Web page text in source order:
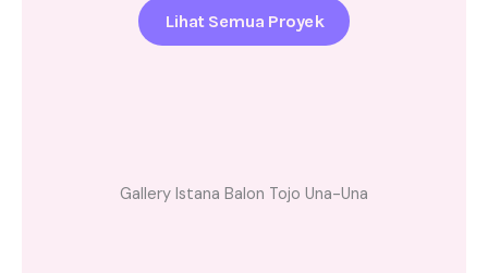
Lihat Semua Proyek
Gallery Istana Balon Tojo Una-Una